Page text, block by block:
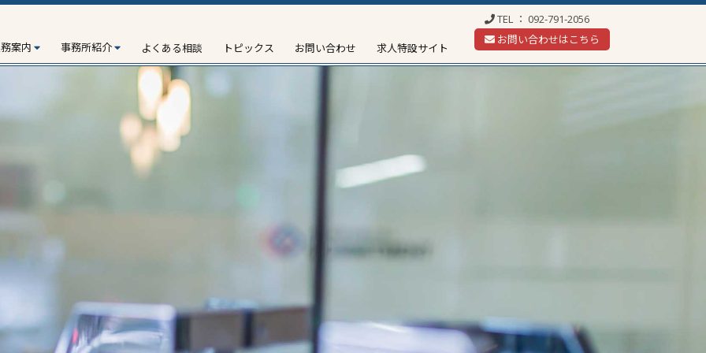
案内 事務所紹介 よくある相談 トピックス お問い合わせ 求人特設サイト
TEL ： 092-791-2056
お問い合わせはこちら